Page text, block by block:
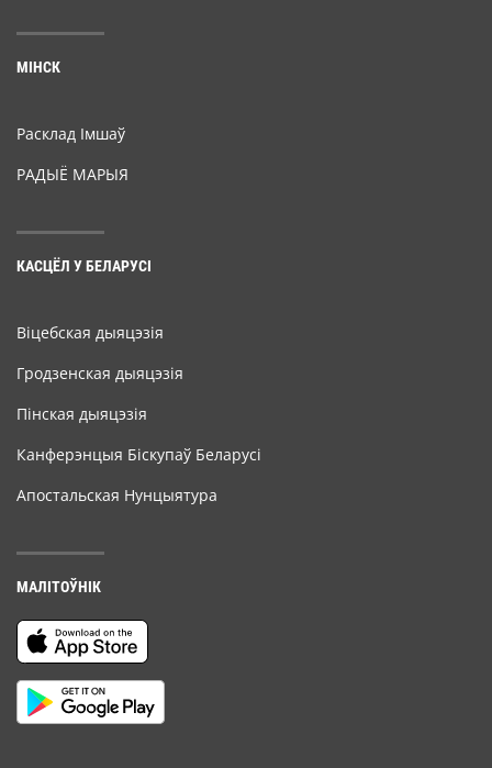
МІНСК
Расклад Імшаў
РАДЫЁ МАРЫЯ
КАСЦЁЛ У БЕЛАРУСІ
Віцебская дыяцэзія
Гродзенская дыяцэзія
Пінская дыяцэзія
Канферэнцыя Біскупаў Беларусі
Апостальская Нунцыятура
МАЛІТОЎНІК